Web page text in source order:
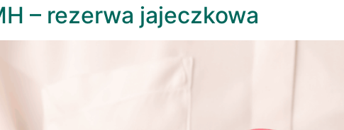
– rezerwa jajeczkowa